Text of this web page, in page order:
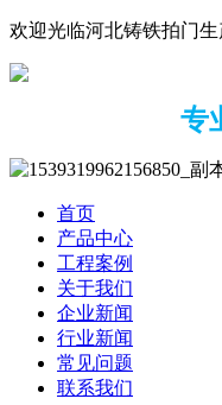
欢迎光临河北铸铁拍门生
专
首页
产品中心
工程案例
关于我们
企业新闻
行业新闻
常见问题
联系我们